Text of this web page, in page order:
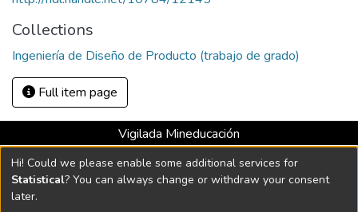
Collections
Ingeniería de Diseño de Producto (trabajo de grado)
Full item page
Vigilada Mineducación
Universidad con Acreditación Institucional hasta 2026 -
Resolución MEN 2158 de 2018
Hi! Could we please enable some additional services for
Statistical? You can always change or withdraw your consent
later.